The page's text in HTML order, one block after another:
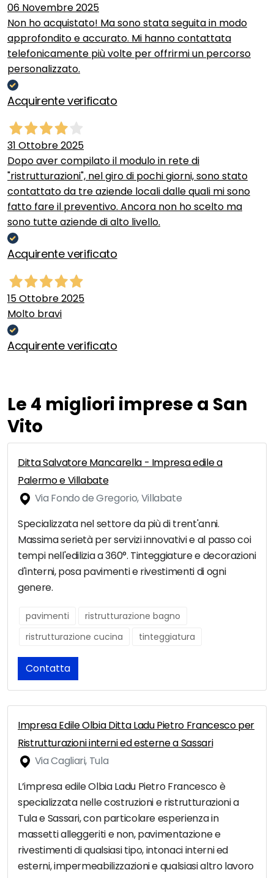
06 Novembre 2025
Non ho acquistato! Ma sono stata seguita in modo
approfondito e accurato. Mi hanno contattata
telefonicamente più volte per offrirmi un percorso
personalizzato.
Acquirente verificato
31 Ottobre 2025
Dopo aver compilato il modulo in rete di
"ristrutturazioni", nel giro di pochi giorni, sono stato
contattato da tre aziende locali dalle quali mi sono
fatto fare il preventivo. Ancora non ho scelto ma
sono tutte aziende di alto livello.
Acquirente verificato
15 Ottobre 2025
Molto bravi
Acquirente verificato
Le 4 migliori imprese a San
Vito
Ditta Salvatore Mancarella - Impresa edile a
Palermo e Villabate
Via Fondo de Gregorio, Villabate
Specializzata nel settore da più di trent'anni.
Massima serietà per servizi innovativi e al passo coi
tempi nell'edilizia a 360°. Tinteggiature e decorazioni
d'interni, posa pavimenti e rivestimenti di ogni
genere.
pavimenti
ristrutturazione bagno
ristrutturazione cucina
tinteggiatura
Contatta
Impresa Edile Olbia Ditta Ladu Pietro Francesco per
Ristrutturazioni interni ed esterne a Sassari
Via Cagliari, Tula
L’impresa edile Olbia Ladu Pietro Francesco è
specializzata nelle costruzioni e ristrutturazioni a
Tula e Sassari, con particolare esperienza in
massetti alleggeriti e non, pavimentazione e
rivestimenti di qualsiasi tipo, intonaci interni ed
esterni, impermeabilizzazioni e qualsiasi altro lavoro